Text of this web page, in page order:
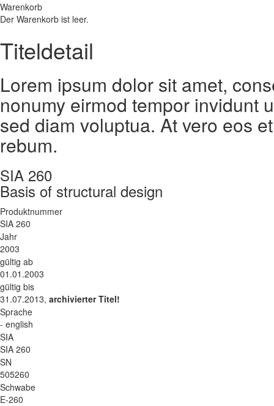
Warenkorb
Der Warenkorb ist leer.
Titeldetail
Lorem ipsum dolor sit amet,
nonumy eirmod tempor invidunt
sed diam voluptua. At vero eos
rebum.
SIA 260
Basis of structural design
Produktnummer
SIA 260
Jahr
2003
gültig ab
01.01.2003
gültig bis
31.07.2013, archivierter Titel!
Sprache
- english
SIA
SIA 260
SN
505260
Schwabe
E-260